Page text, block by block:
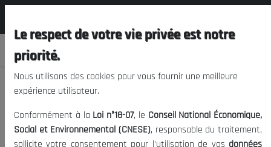
Le respect de votre vie privée est notre
priorité.
Nous utilisons des cookies pour vous fournir une meilleure
expérience utilisateur.
Conformément à la Loi n°18-07, le Conseil National Économique,
Social et Environnemental (CNESE), responsable du traitement,
sollicite votre consentement pour l'utilisation de vos données